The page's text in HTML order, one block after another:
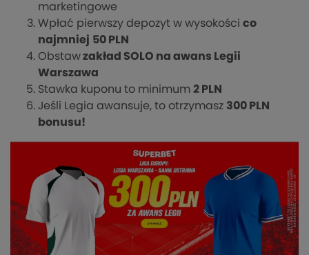
marketingowe
Wpłać pierwszy depozyt w wysokości co
najmniej 50 PLN
Obstawzakład SOLO na awans Legii
Warszawa
Stawka kuponu to minimum 2 PLN
Jeśli Legia awansuje, to otrzymasz 300 PLN
bonusu!